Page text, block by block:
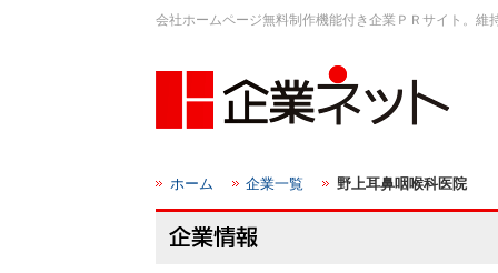
会社ホームページ無料制作機能付き企業ＰＲサイト。
ホーム 企業一覧 野上耳鼻咽喉科医院